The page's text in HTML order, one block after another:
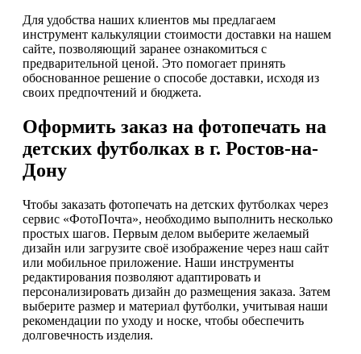
Для удобства наших клиентов мы предлагаем
инструмент калькуляции стоимости доставки на нашем
сайте, позволяющий заранее ознакомиться с
предварительной ценой. Это помогает принять
обоснованное решение о способе доставки, исходя из
своих предпочтений и бюджета.
Оформить заказ на фотопечать на
детских футболках в г. Ростов-на-
Дону
Чтобы заказать фотопечать на детских футболках через
сервис «ФотоПочта», необходимо выполнить несколько
простых шагов. Первым делом выберите желаемый
дизайн или загрузите своё изображение через наш сайт
или мобильное приложение. Наши инструменты
редактирования позволяют адаптировать и
персонализировать дизайн до размещения заказа. Затем
выберите размер и материал футболки, учитывая наши
рекомендации по уходу и носке, чтобы обеспечить
долговечность изделия.